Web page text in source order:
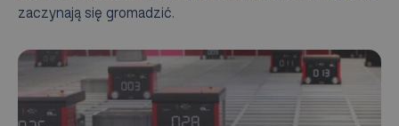
zaczynają się gromadzić.